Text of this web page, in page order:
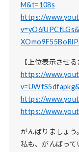
M&t=108s
https://
【上位表示させる
https://
https://
https://
がんばりましょう
私も、がんばって